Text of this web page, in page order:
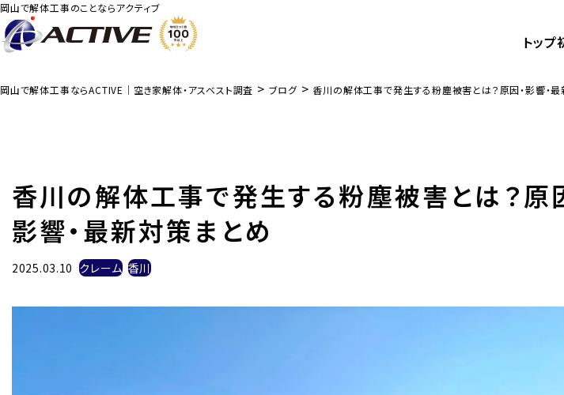
岡山で解体工事のことならアクティブ
トップ
岡山で解体工事ならACTIVE｜空き家解体・アスベスト調査 > ブログ > 香川の解体工事で発生する粉塵被害とは？原因・影響・
香川の解体工事で発生する粉塵被害とは？原
影響・最新対策まとめ
2025.03.10 クレーム 香川